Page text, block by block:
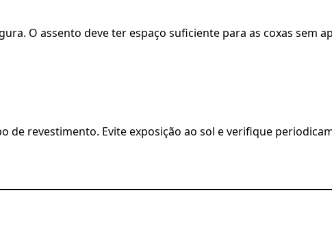
O assento deve ter espaço suficiente para as coxas sem
de revestimento. Evite exposição ao sol e verifique